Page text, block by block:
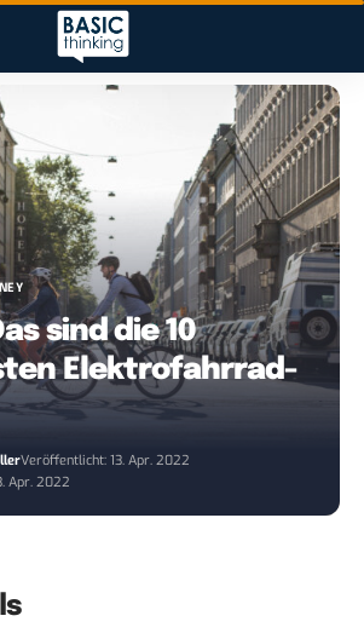
sind die 10
Elektrofahrrad-
Veröffentlicht: 13. Apr. 2022
Apr. 2022